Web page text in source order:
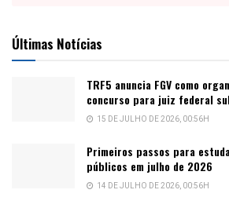
Últimas Notícias
TRF5 anuncia FGV como
concurso para juiz federal
15 DE JULHO DE 2026, 00:56H
Primeiros passos para
públicos em julho de 2026
14 DE JULHO DE 2026, 00:56H